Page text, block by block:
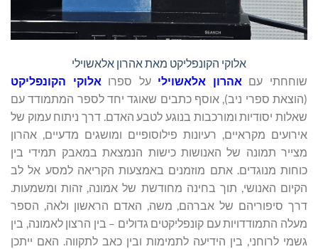
אלוקי הקונפליקט מאת אהרון אלאשוילי
שוחחתי עם אהרון אלאשויליעל ספרו אלוקי הקונפליקט
(הוצאת ספרי ניב), אוסף כתבים שאוגד יחד לספר המתמודד עם
שאלות יסודיות ומורכבות בנוגע לטבע האדם. דרך ניתוח עמוק של
אירועים מקראיים, רעיונות פילוסופיים ומושגים מדעיים, אהרון
מצייר תמונה של האנושות כישות הנמצאת במאבק תמידי בין
כוחות מנוגדים. אתם מוזמנים באמצעות הקריאה למסע אל לב
הקיום האנושי, תוך בחינה מחודשת של אמונה, זהות ומשמעות.
דרך סיפוריהם של אברהם, משה, האדם הראשון ולאה, הספר
מעלה התמודדויות עם קונפליקטים גדולים – בין הרצון לאמונה, בין
גשמי לרוחני, בין הידיעה לתמימות ובין כאב לתקווה. האם ייתכן